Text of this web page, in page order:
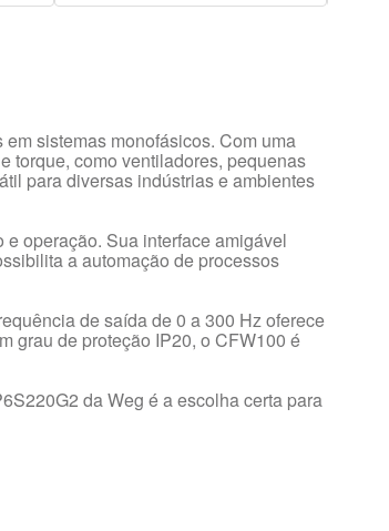
sistemas monofásicos. Com uma
torque, como ventiladores, pequenas
para diversas indústrias e ambientes
operação. Sua interface amigável
a automação de processos
de saída de 0 a 300 Hz oferece
grau de proteção IP20, o CFW100 é
da Weg é a escolha certa para